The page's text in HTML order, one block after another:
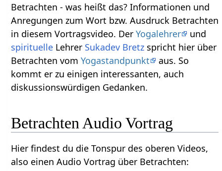
Betrachten‏‎ - was heißt das? Informationen und
Anregungen zum Wort bzw. Ausdruck Betrachten‏‎
in diesem Vortragsvideo. DerYogalehrer
und
spirituelle Lehrer Sukadev Bretz spricht hier über
Betrachten‏‎ vomYogastandpunkt
aus. So
kommt er zu einigen interessanten, auch
diskussionswürdigen Gedanken.
Betrachten‏‎ Audio Vortrag
Hier findest du die Tonspur des oberen Videos,
also einen Audio Vortrag über Betrachten‏‎: